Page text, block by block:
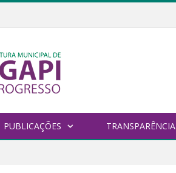
PUBLICAÇÕES TRANSPARÊNCIA